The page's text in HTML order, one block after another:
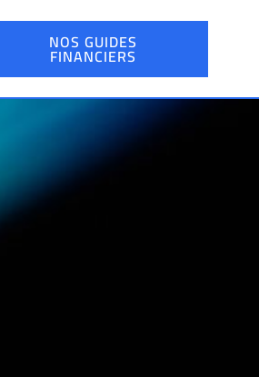
NOS GUIDES
FINANCIERS